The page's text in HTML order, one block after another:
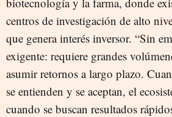
centros de investigación de alto
que genera interés inversor. “Sin
exigente: requiere grandes
asumir retornos a largo plazo.
se entienden y se aceptan, el
cuando se buscan resultados